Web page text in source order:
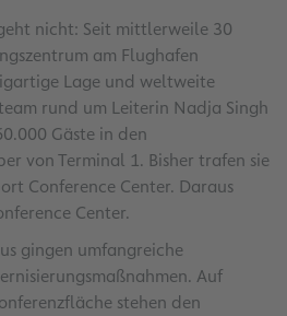
nicht: Seit mittlerweile 30
am Flughafen
Lage und weltweite
rund um Leiterin Nadja Singh
Gäste in den
von Terminal 1. Bisher trafen sie
Conference Center. Daraus
Center.
gingen umfangreiche
Auf
stehen den